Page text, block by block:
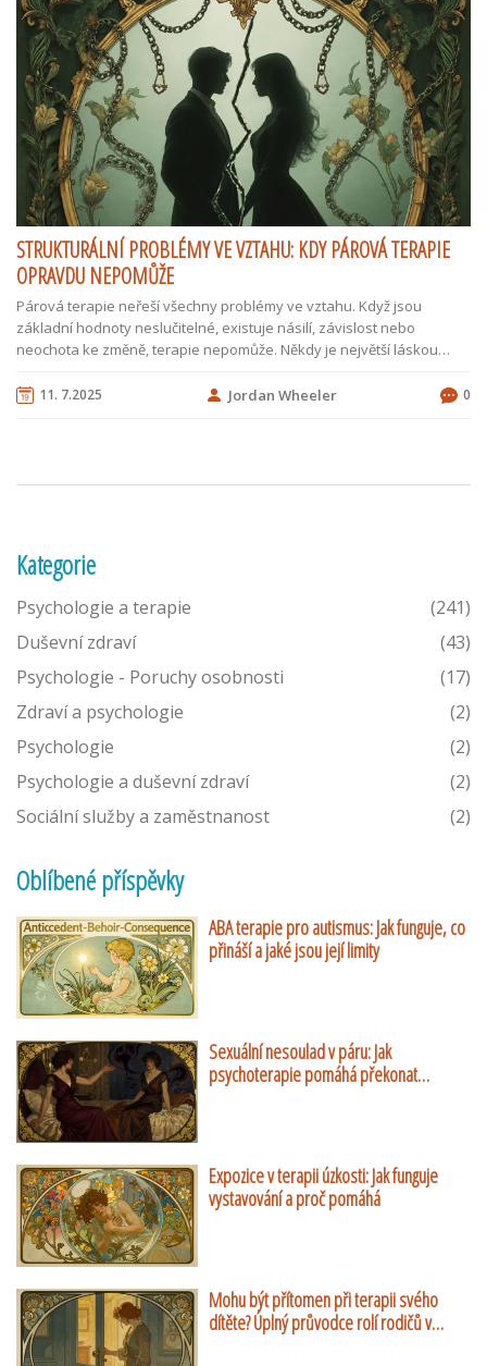
STRUKTURÁLNÍ PROBLÉMY VE VZTAHU: KDY PÁROVÁ TERAPIE
OPRAVDU NEPOMŮŽE
Párová terapie neřeší všechny problémy ve vztahu. Když jsou
základní hodnoty neslučitelné, existuje násilí, závislost nebo
neochota ke změně, terapie nepomůže. Někdy je největší láskou
11. 7.2025 Jordan Wheeler 0
Kategorie
Psychologie a terapie
(241)
Duševní zdraví
(43)
Psychologie - Poruchy osobnosti
(17)
Zdraví a psychologie
(2)
Psychologie
(2)
Psychologie a duševní zdraví
(2)
Sociální služby a zaměstnanost
(2)
Oblíbené příspěvky
ABA terapie pro autismus: Jak funguje, co
přináší a jaké jsou její limity
Sexuální nesoulad v páru: Jak
psychoterapie pomáhá překonat
Expozice v terapii úzkosti: Jak funguje
vystavování a proč pomáhá
Mohu být přítomen při terapii svého
dítěte? Úplný průvodce rolí rodičů v